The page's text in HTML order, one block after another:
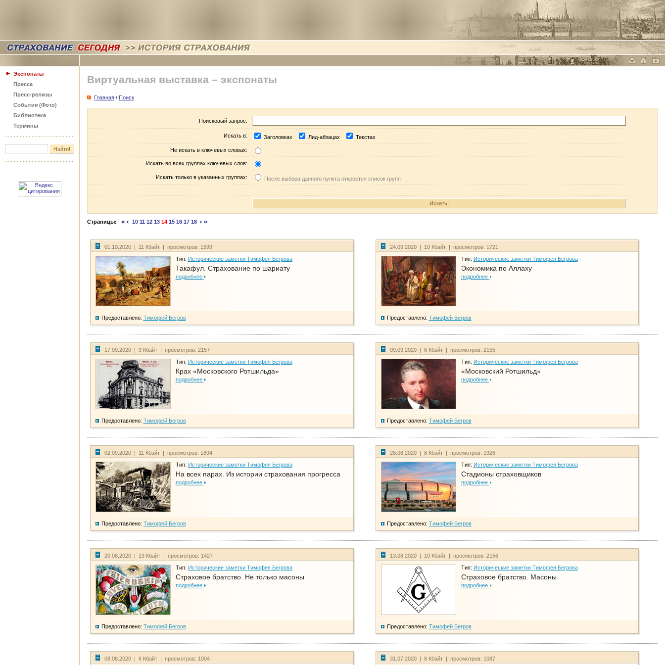
Экспонаты
Пресса
Пресс-релизы
События (Фото)
Библиотека
Термины
Виртуальная выставка – экспонаты
Главная / Поиск
Поисковый запрос:
Искать в: Заголовках Лид-абзацах Текстах
Не искать в ключевых словах:
Искать во всех группах ключевых слов:
Искать только в указанных группах: После выбора данного пункта откроется список групп
Страницы: 10 11 12 13 14 15 16 17 18
01.10.2020 | 11 Кбайт | просмотров: 1599
Тип: Исторические заметки Тимофея Бегрова
Такафул. Страхование по шариату
подробнее
Предоставлено: Тимофей Бегров
24.09.2020 | 10 Кбайт | просмотров: 1721
Тип: Исторические заметки Тимофея Бегрова
Экономика по Аллаху
подробнее
Предоставлено: Тимофей Бегров
17.09.2020 | 9 Кбайт | просмотров: 2157
Тип: Исторические заметки Тимофея Бегрова
Крах «Московского Ротшильда»
подробнее
Предоставлено: Тимофей Бегров
09.09.2020 | 6 Кбайт | просмотров: 2155
Тип: Исторические заметки Тимофея Бегрова
«Московский Ротшильд»
подробнее
Предоставлено: Тимофей Бегров
02.09.2020 | 11 Кбайт | просмотров: 1694
Тип: Исторические заметки Тимофея Бегрова
На всех парах. Из истории страхования прогресса
подробнее
Предоставлено: Тимофей Бегров
28.08.2020 | 8 Кбайт | просмотров: 1926
Тип: Исторические заметки Тимофея Бегрова
Стадионы страховщиков
подробнее
Предоставлено: Тимофей Бегров
20.08.2020 | 13 Кбайт | просмотров: 1427
Тип: Исторические заметки Тимофея Бегрова
Страховое братство. Не только масоны
подробнее
Предоставлено: Тимофей Бегров
13.08.2020 | 10 Кбайт | просмотров: 2156
Тип: Исторические заметки Тимофея Бегрова
Страховое братство. Масоны
подробнее
Предоставлено: Тимофей Бегров
08.08.2020 | 6 Кбайт | просмотров: 1004 31.07.2020 | 8 Кбайт | просмотров: 1087